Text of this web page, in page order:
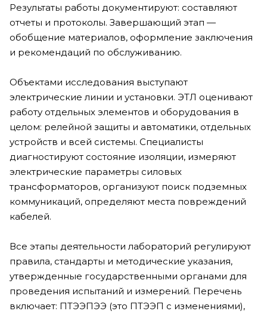
Результаты работы документируют: составляют
отчеты и протоколы. Завершающий этап —
обобщение материалов, оформление заключения
и рекомендаций по обслуживанию.
Объектами исследования выступают
электрические линии и установки. ЭТЛ оценивают
работу отдельных элементов и оборудования в
целом: релейной защиты и автоматики, отдельных
устройств и всей системы. Специалисты
диагностируют состояние изоляции, измеряют
электрические параметры силовых
трансформаторов, организуют поиск подземных
коммуникаций, определяют места повреждений
кабелей.
Все этапы деятельности лабораторий регулируют
правила, стандарты и методические указания,
утвержденные государственными органами для
проведения испытаний и измерений. Перечень
включает: ПТЭЭПЭЭ (это ПТЭЭП с изменениями),